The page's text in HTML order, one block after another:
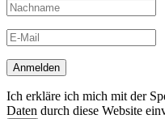
Ich erkläre ich mich mit der
Daten durch diese Website